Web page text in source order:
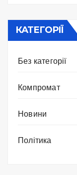
КАТЕГОРІЇ
Без категорії
Компромат
Новини
Політика